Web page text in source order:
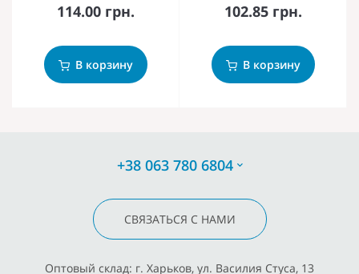
114.00 грн.
В корзину
102.85 грн.
В корзину
+38 063 780 6804
СВЯЗАТЬСЯ С НАМИ
Оптовый склад: г. Харьков, ул. Василия Стуса, 13